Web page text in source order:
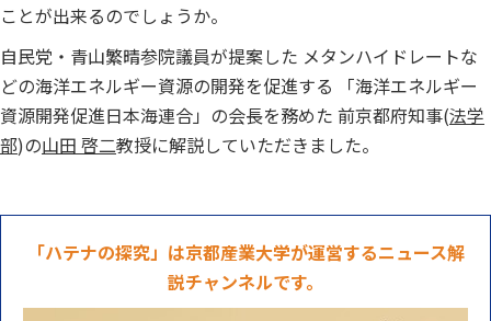
ことが出来るのでしょうか。
自民党・青山繁晴参院議員が提案した メタンハイドレートな
どの海洋エネルギー資源の開発を促進する 「海洋エネルギー
資源開発促進日本海連合」の会長を務めた 前京都府知事(法学
部)の山田 啓二教授に解説していただきました。
「ハテナの探究」は京都産業大学が運営するニュース解
説チャンネルです。